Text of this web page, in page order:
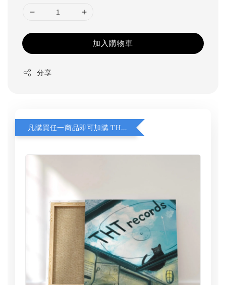
加入購物車
分享
凡購買任一商品即可加購 THT 九週年 同一片天空 無框畫 30 x 30 cm 附掛勾 (黑膠封面大小）